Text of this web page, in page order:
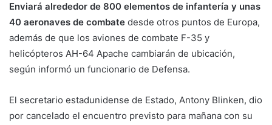
Enviará alrededor de 800 elementos de infantería y unas
40 aeronaves de combate desde otros puntos de Europa,
además de que los aviones de combate F-35 y
helicópteros AH-64 Apache cambiarán de ubicación,
según informó un funcionario de Defensa.
El secretario estadunidense de Estado, Antony Blinken, dio
por cancelado el encuentro previsto para mañana con su